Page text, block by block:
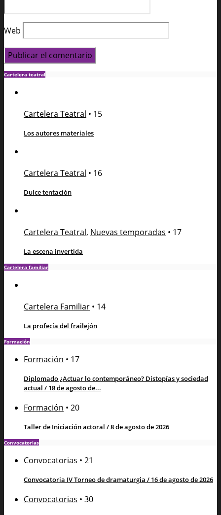
Web
Cartelera teatral
Cartelera Teatral • 15
Los autores materiales
Cartelera Teatral • 16
Dulce tentación
Cartelera Teatral, Nuevas temporadas • 17
La escena invertida
Cartelera familiar
Cartelera Familiar • 14
La profecía del frailejón
Formación
Formación • 17
Diplomado ¿Actuar lo contemporáneo? Distopías y sociedad
actual / 18 de agosto de...
Formación • 20
Taller de Iniciación actoral / 8 de agosto de 2026
Convocatorias
Convocatorias • 21
Convocatoria IV Torneo de dramaturgia / 16 de agosto de 2026
Convocatorias • 30